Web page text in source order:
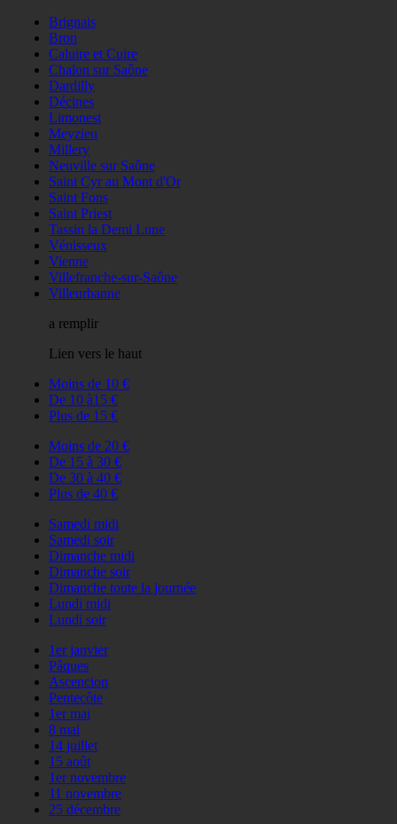
Brignais
Bron
Caluire et Cuire
Chalon sur Saône
Dardilly
Décines
Limonest
Meyzieu
Millery
Neuville sur Saône
Saint Cyr au Mont d'Or
Saint Fons
Saint Priest
Tassin la Demi Lune
Vénisseux
Vienne
Villefranche-sur-Saône
Villeurbanne
a remplir
Lien vers le haut
Moins de 10 €
De 10 à15 €
Plus de 15 €
Moins de 20 €
De 15 à 30 €
De 30 à 40 €
Plus de 40 €
Samedi midi
Samedi soir
Dimanche midi
Dimanche soir
Dimanche toute la journée
Lundi midi
Lundi soir
1er janvier
Pâques
Ascencion
Pentecôte
1er mai
8 mai
14 juillet
15 août
1er novembre
11 novembre
25 décembre